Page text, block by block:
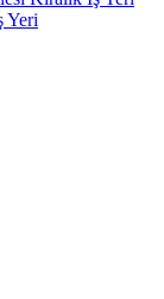
Yeri